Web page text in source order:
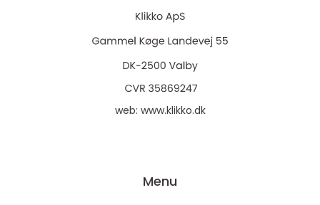
web: www.klikko.dk
Menu